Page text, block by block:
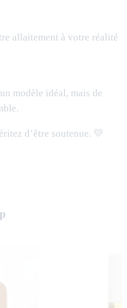
allaitement à votre réalité
modèle idéal, mais de
d’être soutenue. 💛